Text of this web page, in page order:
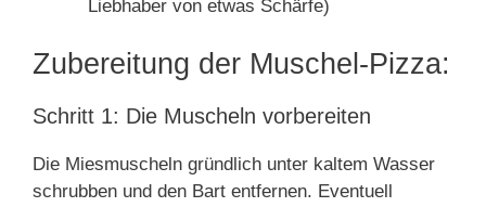
Liebhaber von etwas Schärfe)
Zubereitung der Muschel-Pizza:
Schritt 1: Die Muscheln vorbereiten
Die Miesmuscheln gründlich unter kaltem Wasser
schrubben und den Bart entfernen. Eventuell